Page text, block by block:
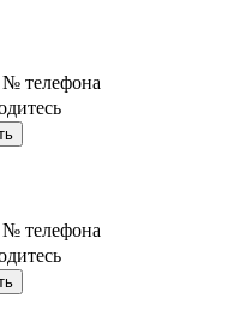
№ телефона
№ телефона